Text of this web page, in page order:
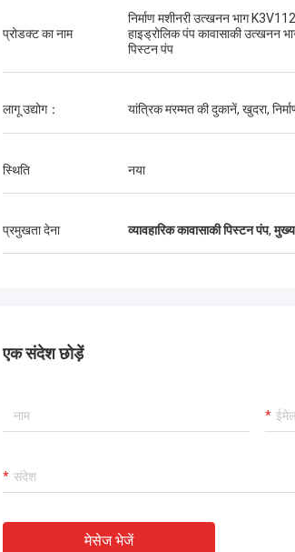
Санёк Нижегородский
प्रोडक्ट का नाम
निर्माण मशीनरी उत्खनन भाग
हाइड्रोलिक पंप कावासाकी उत्खनन
पिस्टन पंप
लागू उद्योग： यांत्रिक मरम्मत की दुकानें, खुदरा,
स्थिति नया
प्रमुखता देना व्यावहारिक कावासाकी पिस्टन पंप,मुख्य
एक संदेश छोड़ें
मेसेज भेजें